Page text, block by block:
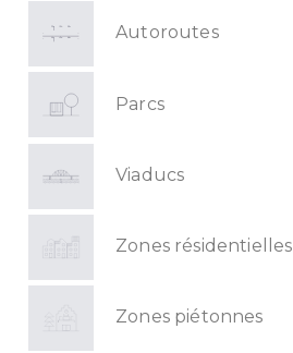
Autoroutes
Parcs
Viaducs
Zones résidentielles
Zones piétonnes